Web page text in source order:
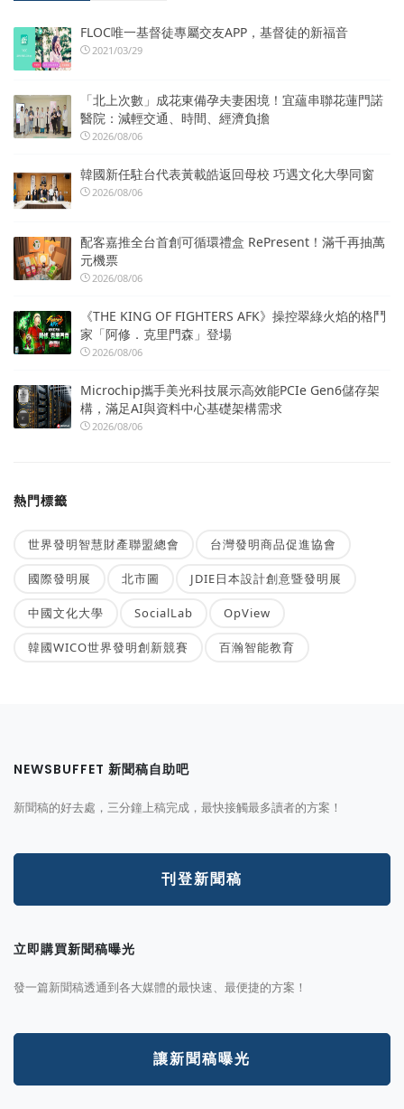
FLOC唯一基督徒專屬交友APP，基督徒的新福音
2021/03/29
「北上次數」成花東備孕夫妻困境！宜蘊串聯花蓮門諾
醫院：減輕交通、時間、經濟負擔
2026/08/06
韓國新任駐台代表黃載皓返回母校 巧遇文化大學同窗
2026/08/06
配客嘉推全台首創可循環禮盒 RePresent！滿千再抽萬
元機票
2026/08/06
《THE KING OF FIGHTERS AFK》操控翠綠火焰的格鬥
家「阿修．克里門森」登場
2026/08/06
Microchip攜手美光科技展示高效能PCIe Gen6儲存架
構，滿足AI與資料中心基礎架構需求
2026/08/06
熱門標籤
世界發明智慧財產聯盟總會 台灣發明商品促進協會
國際發明展 北市圖 JDIE日本設計創意暨發明展
中國文化大學 SocialLab OpView
韓國WICO世界發明創新競賽 百瀚智能教育
NEWSBUFFET 新聞稿自助吧
新聞稿的好去處，三分鐘上稿完成，最快接觸最多讀者的方案！
刊登新聞稿
立即購買新聞稿曝光
發一篇新聞稿透通到各大媒體的最快速、最便捷的方案！
讓新聞稿曝光